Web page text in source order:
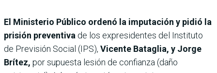
El Ministerio Público ordenó la imputación y pidió la
prisión preventiva de los expresidentes del Instituto
de Previsión Social (IPS), Vicente Bataglia, y Jorge
Brítez, por supuesta lesión de confianza (daño